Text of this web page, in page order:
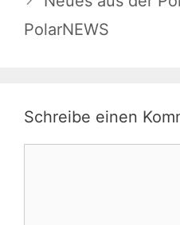
PolarNEWS
Schreibe einen